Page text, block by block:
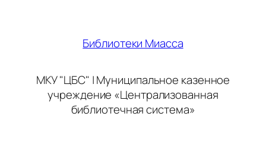
Библиотеки Миасса
МКУ "ЦБС" | Муниципальное казенное
учреждение «Централизованная
библиотечная система»